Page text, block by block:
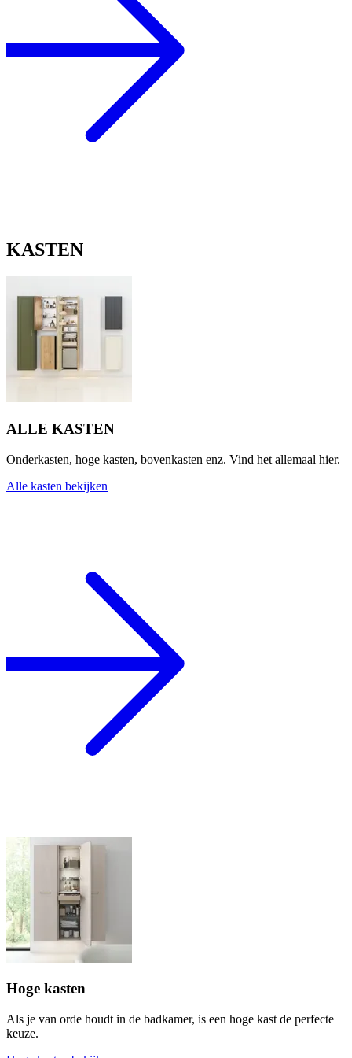
KASTEN
ALLE KASTEN
Onderkasten, hoge kasten, bovenkasten enz. Vind het allemaal hier.
Alle kasten bekijken
Hoge kasten
Als je van orde houdt in de badkamer, is een hoge kast de perfecte
keuze.